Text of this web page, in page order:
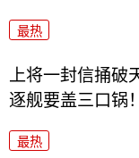
最热
上将一封信捅破
逐舰要盖三口锅！
最热